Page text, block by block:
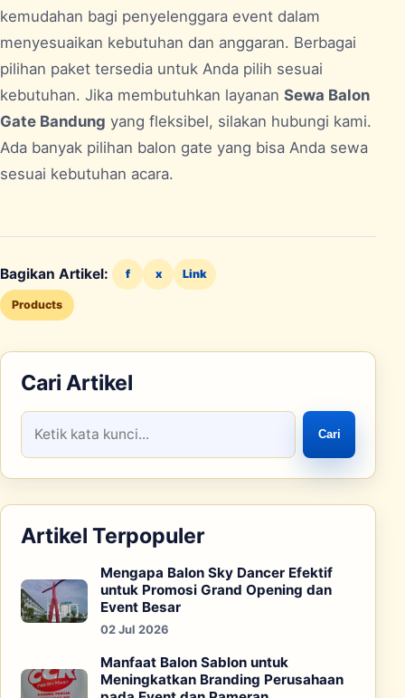
kemudahan bagi penyelenggara event dalam
menyesuaikan kebutuhan dan anggaran. Berbagai
pilihan paket tersedia untuk Anda pilih sesuai
kebutuhan. Jika membutuhkan layanan Sewa Balon
Gate Bandung yang fleksibel, silakan hubungi kami.
Ada banyak pilihan balon gate yang bisa Anda sewa
sesuai kebutuhan acara.
Bagikan Artikel: f x Link
Products
Cari Artikel
Cari
Artikel Terpopuler
Mengapa Balon Sky Dancer Efektif
untuk Promosi Grand Opening dan
Event Besar
02 Jul 2026
Manfaat Balon Sablon untuk
Meningkatkan Branding Perusahaan